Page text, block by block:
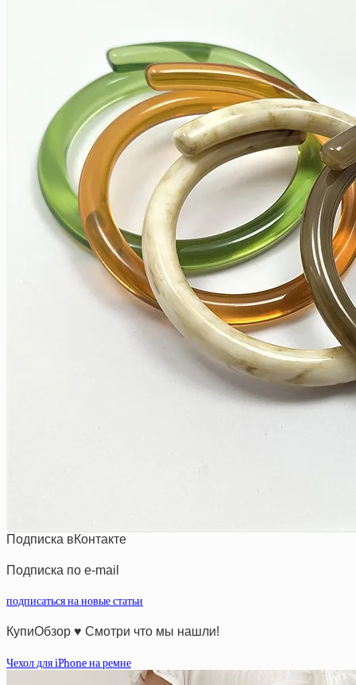
Подписка вКонтакте
Подписка по e-mail
подписаться на новые статьи
КупиОбзор ♥ Смотри что мы нашли!
Чехол для iPhone на ремне